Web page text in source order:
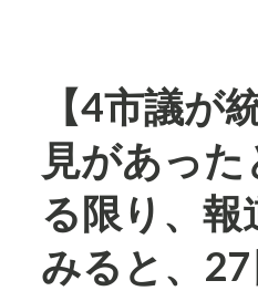
【4市議が
見があっ
る限り、
みると、